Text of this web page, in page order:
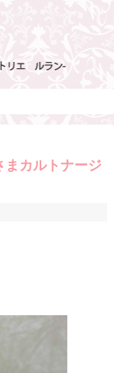
まカルトナージ